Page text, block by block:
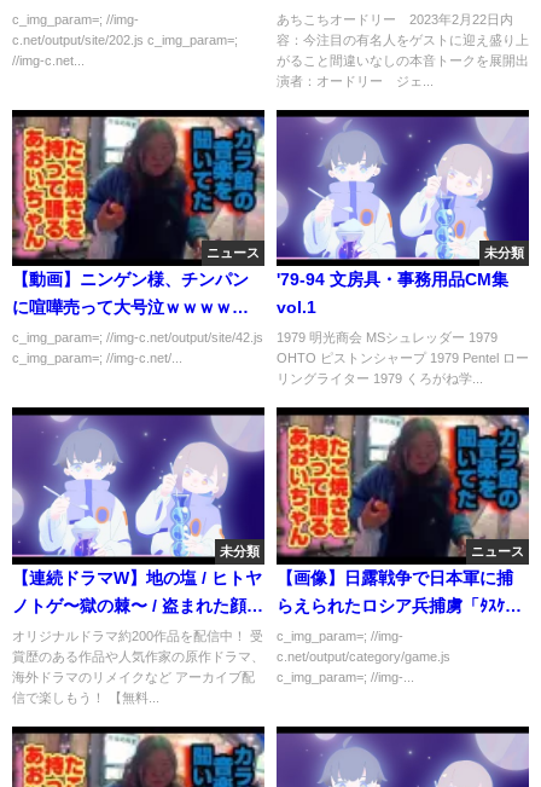
c_img_param=; //img-
c.net/output/site/202.js c_img_param=;
//img-c.net...
んいち、真空ジェシカ 2月22日
あちこちオードリー 2023年2月22日内
容：今注目の有名人をゲストに迎え盛り上
がること間違いなしの本音トークを展開出
演者：オードリー ジェ...
ニュース
【動画】ニンゲン様、チンパン
に喧嘩売って大号泣ｗｗｗｗｗ
ｗ
c_img_param=; //img-c.net/output/site/42.js
c_img_param=; //img-c.net/...
未分類
'79-94 文房具・事務用品CM集
vol.1
1979 明光商会 MSシュレッダー 1979
OHTO ピストンシャープ 1979 Pentel ロー
リングライター 1979 くろがね学...
未分類
【連続ドラマW】地の塩 / ヒトヤ
ノトゲ〜獄の棘〜 / 盗まれた顔～
ミアタリ捜査班～ / 絶叫 / セイレ
ーン懺悔 / インフルエンス プロ
モーション映像【WOWOWオン
オリジナルドラマ約200作品を配信中！ 受
賞歴のある作品や人気作家の原作ドラマ、
海外ドラマのリメイクなど アーカイブ配
信で楽しもう！ 【無料...
ニュース
【画像】日露戦争で日本軍に捕
らえられたロシア兵捕虜「ﾀｽｹ
ﾃ…ﾀｽｹﾃ…」
c_img_param=; //img-
c.net/output/category/game.js
c_img_param=; //img-...